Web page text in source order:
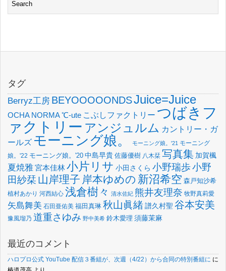
タグ
Berryz工房 BEYOOOOONDSJuice=Juice
OCHA NORMA℃-ute こぶしファクトリー つばきフ
ァクトリー アンジュルム カントリー・ガ
ールズ モーニング娘。 モーニング娘。'21 モーニング
娘。'22 モーニング娘。'20 中島早貴 佐藤優樹 八木栞 写真集 加賀楓
夏焼雅宮本佳林小片リサ 小田さくら 小野瑞歩小野
田紗栞 山岸理子 岸本ゆめの 新沼希空 森戸知沙希
植村あかり 河西結心 浅倉樹々 清水佐紀 熊井友理奈 牧野真莉愛
矢島舞美 石田亜佑美 福田真琳 秋山眞緒譜久村聖 谷本安美
豫風瑠乃 道重さゆみ 野中美希 鈴木愛理 須藤茉麻
最近のコメント
ハロプロ公式 YouTube 配信３番組が、次週（4/22）から合同の特別番組に に